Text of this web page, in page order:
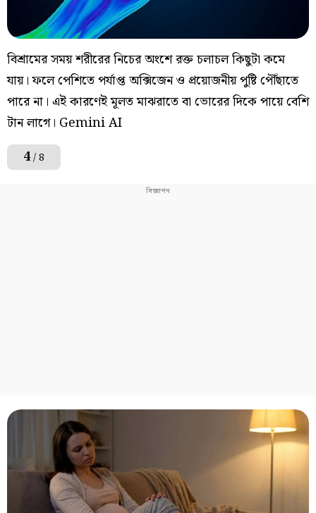
বিশ্রামের সময় শরীরের নিচের অংশে রক্ত চলাচল কিছুটা কমে
যায়। ফলে পেশিতে পর্যাপ্ত অক্সিজেন ও প্রয়োজনীয় পুষ্টি পৌঁছাতে
পারে না। এই কারণেই মূলত মাঝরাতে বা ভোরের দিকে পায়ে বেশি
টান লাগে। Gemini AI
4/ 8